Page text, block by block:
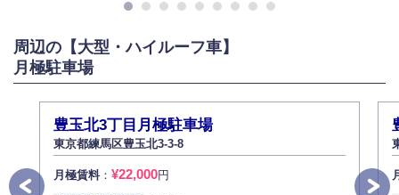
周辺の【大型・ハイルーフ車】
月極駐車場
豊玉北3丁目月極駐車場
東京都練馬区豊玉北3-3-8
月極賃料： ¥22,000円